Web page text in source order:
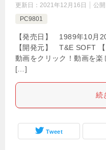
更新日： 2021年12月16日 公開
PC9801
【発売日】 1989年10月
【開発元】 T&E SOFT
動画をクリック！動画を
[…]
続
Tweet